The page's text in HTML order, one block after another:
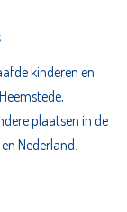
kinderen en
plaatsen in de
Nederland.